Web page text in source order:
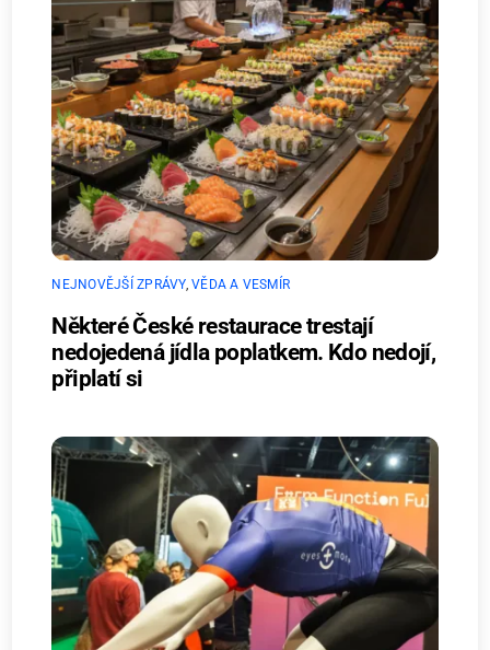
NEJNOVĚJŠÍ ZPRÁVY,VĚDA A VESMÍR
Některé České restaurace trestají
nedojedená jídla poplatkem. Kdo nedojí,
připlatí si